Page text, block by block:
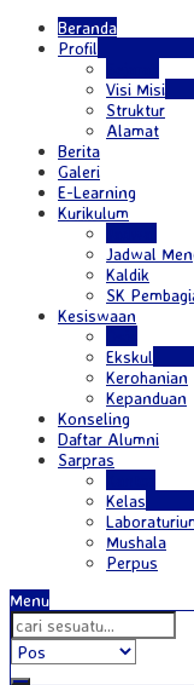
Beranda
Profil
Visi Misi
Struktur
Alamat
Berita
Galeri
E-Learning
Kurikulum
Jadwal
Kaldik
SK
Kesiswaan
Ekskul
Kerohanian
Kepanduan
Konseling
Daftar Alumni
Sarpras
Kelas
Mushala
Perpus
Menu